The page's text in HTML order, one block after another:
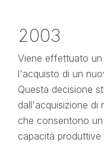
2003
Viene effettuato
l'acquisto di un
Questa decisione
dall'acquisizione di
che consentono
capacità